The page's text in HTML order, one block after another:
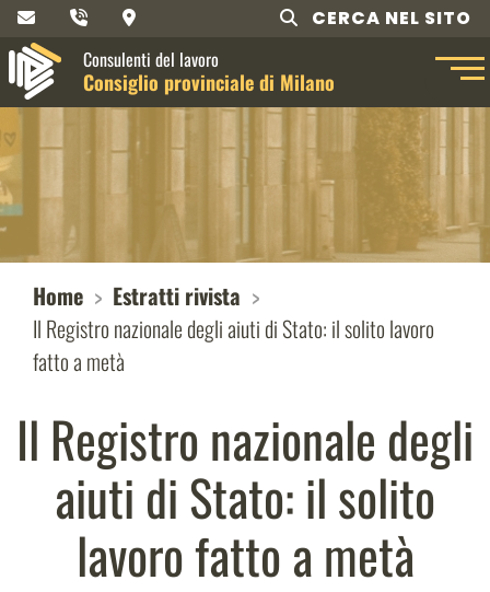
CERCA NEL SITO
Consulenti del lavoro
Consiglio provinciale di Milano
Home
Estratti rivista
Il Registro nazionale degli aiuti di Stato: il solito lavoro
fatto a metà
Il Registro nazionale degli
aiuti di Stato: il solito
lavoro fatto a metà